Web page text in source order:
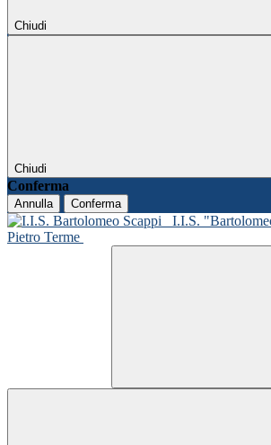
Chiudi
Chiudi
Conferma
Annulla Conferma
I.I.S.
Pietro Terme